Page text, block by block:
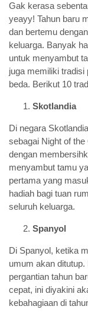
Gak kerasa
yeayy! Tahun baru
dan bertemu
keluarga. Banyak
untuk menyambut
juga memiliki tradisi
beda. Berikut 10
Skotlandia
Di negara
sebagai Night of
dengan
menyambut tamu
pertama yang
hadiah bagi tuan
seluruh keluarga.
Spanyol
Di Spanyol, ketika
umum akan
pergantian tahun
cepat, ini diyakini
kebahagiaan di